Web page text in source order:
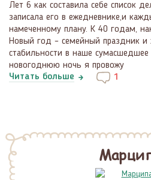
Лет 6 как составила себе список
записала его в ежедневнике,и
намеченному плану. К 40 годам,
Новый год – семейный праздник и
стабильности в наше сумасшедшее
новогоднюю ночь я провожу
Читать больше
1